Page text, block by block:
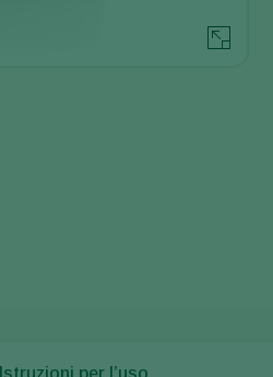
Istruzioni per l’uso